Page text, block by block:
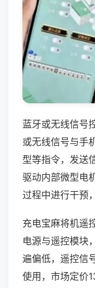
蓝牙或无线信号
或无线信号与手
型等指令，发送
驱动内部微型电
过程中进行干预
充电宝麻将机遥
电源与遥控模块
遍偏低，遥控信
使用，市场定价